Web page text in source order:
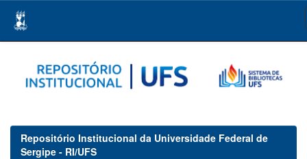
navigation
Repositório Institucional da Universidade Federal de
Sergipe - RI/UFS